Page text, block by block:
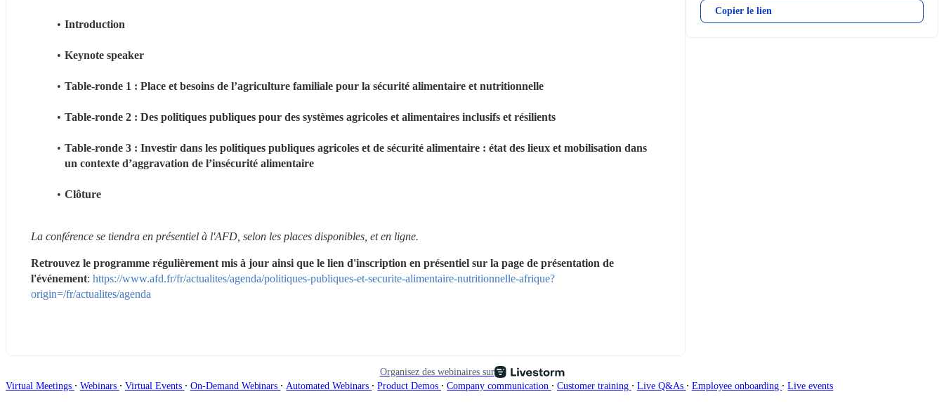
Introduction
Keynote speaker
Table-ronde 1 : Place et besoins de l’agriculture familiale pour la sécurité alimentaire et nutritionnelle
Table-ronde 2 : Des politiques publiques pour des systèmes agricoles et alimentaires inclusifs et résilients
Table-ronde 3 : Investir dans les politiques publiques agricoles et de sécurité alimentaire : état des lieux et mobilisation dans
un contexte d’aggravation de l’insécurité alimentaire
Clôture
La conférence se tiendra en présentiel à l'AFD, selon les places disponibles, et en ligne.
Retrouvez le programme régulièrement mis à jour ainsi que le lien d'inscription en présentiel sur la page de présentation de
l'événement: https://www.afd.fr/fr/actualites/agenda/politiques-publiques-et-securite-alimentaire-nutritionnelle-afrique?
origin=/fr/actualites/agenda
Copier le lien
Organisez des webinaires sur
Virtual Meetings ∙ Webinars ∙ Virtual Events ∙ On-Demand Webinars ∙ Automated Webinars ∙ Product Demos ∙ Company communication ∙ Customer training ∙ Live Q&As ∙ Employee onboarding ∙ Live events